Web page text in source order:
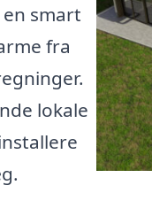
smart
fra
lokale